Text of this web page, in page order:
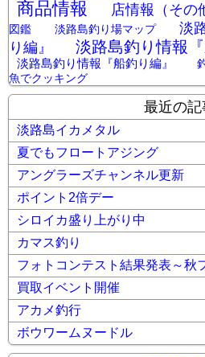
商品情報 店情報（その
図鑑
淡路島釣り場マップ
淡
り編』
淡路島釣り情報『
淡路島釣り情報『船釣り編』
魚でクッキング
最近の記
淡路島イカメタル
夏でもフロートアジング
アングラーズチャンネル更新
ポイント2倍デー
シロイカ盛り上がり中
カマス釣り
フォトコンテスト結果発表～秋
買取イベント開催
アカメ釣行
ボウワームヌードル